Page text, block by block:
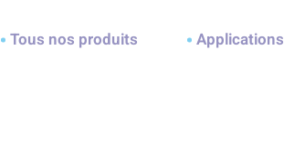
Tous nos produits Applications